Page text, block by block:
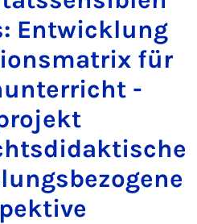
Entwicklung
für
-